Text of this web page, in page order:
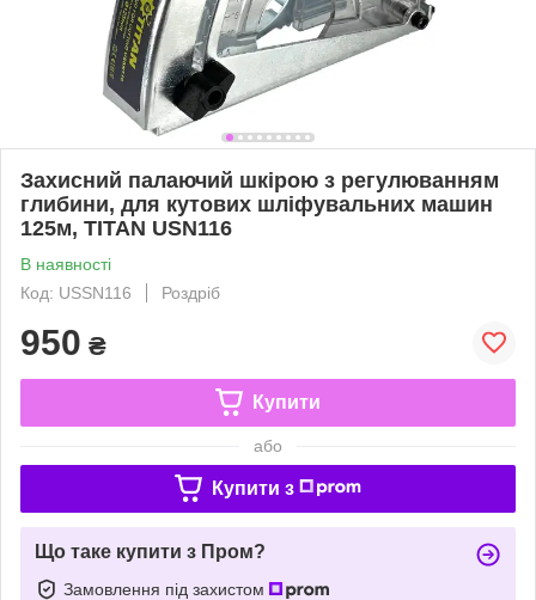
Захисний палаючий шкірою з регулюванням
глибини, для кутових шліфувальних машин
125м, TITAN USN116
В наявності
Код: USSN116
Роздріб
950 ₴
Купити
або
Купити з
Що таке купити з Пром?
Замовлення під захистом